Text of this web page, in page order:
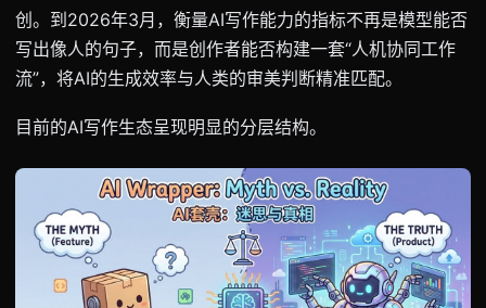
创。到2026年3月，衡量AI写作能力的指标不再是模型能否
写出像人的句子，而是创作者能否构建一套“人机协同工作
流”，将AI的生成效率与人类的审美判断精准匹配。
目前的AI写作生态呈现明显的分层结构。